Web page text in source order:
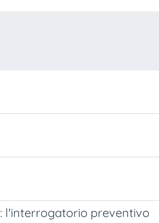
l'interrogatorio preventivo